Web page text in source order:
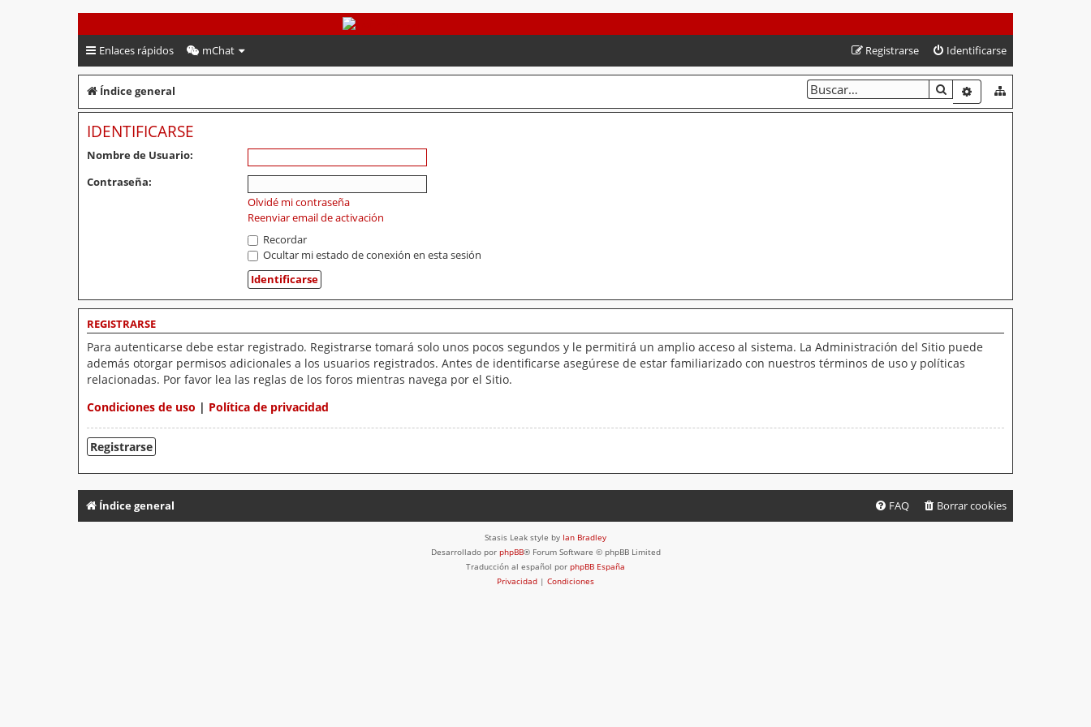
PeruVoley.com
Enlaces rápidos mChat Identificarse
Registrarse
Índice general BUSCARBÚSQUEDA
IDENTIFICARSE
Nombre de Usuario:
Contraseña:
Olvidé mi contraseña
Reenviar email de activación
Recordar
Ocultar mi estado de conexión en esta sesión
REGISTRARSE
Para autenticarse debe estar registrado. Registrarse tomará solo unos pocos segundos y le permitirá un amplio acceso al sistema. La Administración del Sitio puede
además otorgar permisos adicionales a los usuarios registrados. Antes de identificarse asegúrese de estar familiarizado con nuestros términos de uso y políticas
relacionadas. Por favor lea las reglas de los foros mientras navega por el Sitio.
Condiciones de uso | Política de privacidad
Registrarse
Índice general Borrar cookies
FAQ
Stasis Leak style by Ian Bradley
Desarrollado por phpBB® Forum Software © phpBB Limited
Traducción al español por phpBB España
Privacidad | Condiciones